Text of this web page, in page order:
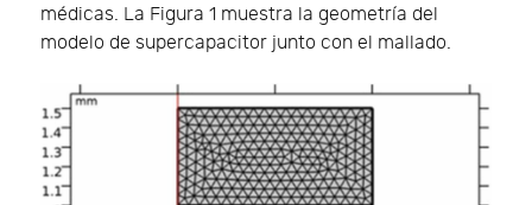
médicas. La Figura 1 muestra la geometría del
modelo de supercapacitor junto con el mallado.